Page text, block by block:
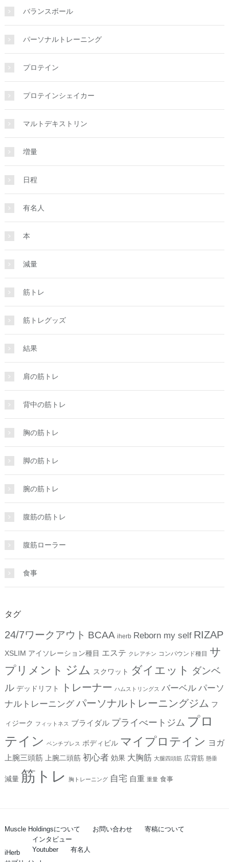
バランスボール
パーソナルトレーニング
プロテイン
プロテインシェイカー
マルトデキストリン
増量
日程
有名人
本
減量
筋トレ
筋トレグッズ
結果
肩の筋トレ
背中の筋トレ
胸の筋トレ
脚の筋トレ
腕の筋トレ
腹筋の筋トレ
腹筋ローラー
食事
タグ
24/7ワークアウト BCAA iherb Reborn my self RIZAP
XSLIM アイソレーション種目 エステ クレアチン コンパウンド種目 サ
プリメント ジム スクワット ダイエット ダンベ
ル デッドリフト トレーナー ハムストリングス バーベル パーソ
ナルトレーニング パーソナルトレーニングジム フ
ィジーク フィットネス ブライダル プライべートジム プロ
テイン ベンチプレス ボディビル マイプロテイン ヨガ
上腕三頭筋
上腕二頭筋 初心者 効果 大胸筋 大腿四頭筋 広背筋 懸垂
減量 筋トレ 胸トレーニング 自宅 自重 重量 食事
Muscle Holdingsについて お問い合わせ 寄稿について
iHerb
インタビュー
Youtuber
有名人